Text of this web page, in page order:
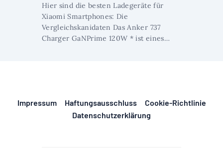
Hier sind die besten Ladegeräte für
Xiaomi Smartphones: Die
Vergleichskanidaten Das Anker 737
Charger GaNPrime 120W * ist eines…
Impressum Haftungsausschluss
Cookie-Richtlinie
Datenschutzerklärung